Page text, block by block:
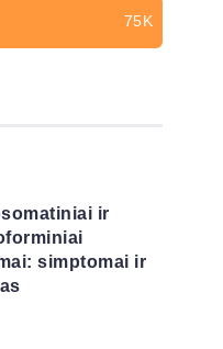
75K
ir
simptomai ir